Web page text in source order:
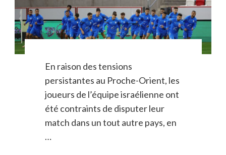
En raison des tensions
persistantes au Proche-Orient, les
joueurs de l’équipe israélienne ont
été contraints de disputer leur
match dans un tout autre pays, en
…